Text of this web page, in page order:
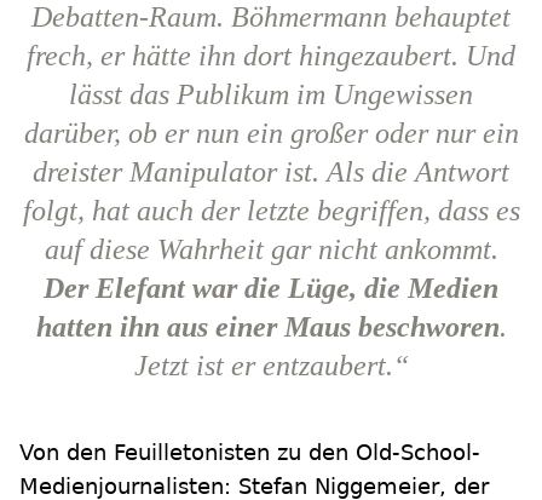
Debatten-Raum. Böhmermann behauptet
frech, er hätte ihn dort hingezaubert. Und
lässt das Publikum im Ungewissen
darüber, ob er nun ein großer oder nur ein
dreister Manipulator ist. Als die Antwort
folgt, hat auch der letzte begriffen, dass es
auf diese Wahrheit gar nicht ankommt.
Der Elefant war die Lüge, die Medien
hatten ihn aus einer Maus beschworen.
Jetzt ist er entzaubert.“
Von den Feuilletonisten zu den Old-School-
Medienjournalisten: Stefan Niggemeier, der